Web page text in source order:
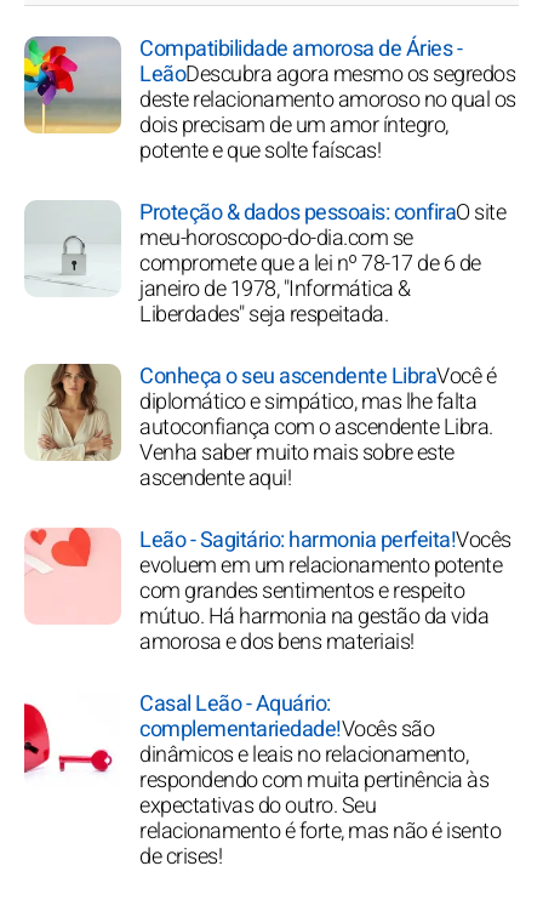
Compatibilidade amorosa de Áries -
LeãoDescubra agora mesmo os segredos
deste relacionamento amoroso no qual os
dois precisam de um amor íntegro,
potente e que solte faíscas!
Proteção & dados pessoais: confiraO site
meu-horoscopo-do-dia.com se
compromete que a lei nº 78-17 de 6 de
janeiro de 1978, "Informática &
Liberdades" seja respeitada.
Conheça o seu ascendente LibraVocê é
diplomático e simpático, mas lhe falta
autoconfiança com o ascendente Libra.
Venha saber muito mais sobre este
ascendente aqui!
Leão - Sagitário: harmonia perfeita!Vocês
evoluem em um relacionamento potente
com grandes sentimentos e respeito
mútuo. Há harmonia na gestão da vida
amorosa e dos bens materiais!
Casal Leão - Aquário:
complementariedade!Vocês são
dinâmicos e leais no relacionamento,
respondendo com muita pertinência às
expectativas do outro. Seu
relacionamento é forte, mas não é isento
de crises!